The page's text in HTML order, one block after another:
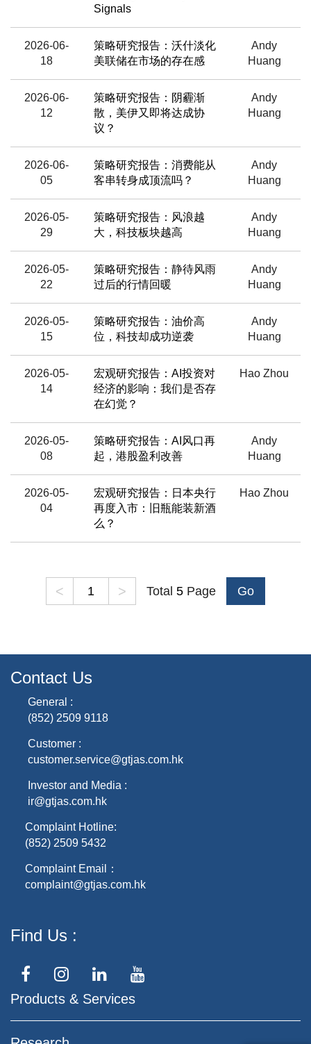
Signals
2026-06-
18
策略研究报告：沃什淡化
美联储在市场的存在感
Andy
Huang
2026-06-
12
策略研究报告：阴霾渐
散，美伊又即将达成协
议？
Andy
Huang
2026-06-
05
策略研究报告：消费能从
客串转身成顶流吗？
Andy
Huang
2026-05-
29
策略研究报告：风浪越
大，科技板块越高
Andy
Huang
2026-05-
22
策略研究报告：静待风雨
过后的行情回暖
Andy
Huang
2026-05-
15
策略研究报告：油价高
位，科技却成功逆袭
Andy
Huang
2026-05-
14
宏观研究报告：AI投资对
经济的影响：我们是否存
在幻觉？
Hao Zhou
2026-05-
08
策略研究报告：AI风口再
起，港股盈利改善
Andy
Huang
2026-05-
04
宏观研究报告：日本央行
再度入市：旧瓶能装新酒
么？
Hao Zhou
< > Total 5 Page Go
Contact Us
General :
(852) 2509 9118
Customer :
customer.service@gtjas.com.hk
Investor and Media :
ir@gtjas.com.hk
Complaint Hotline:
(852) 2509 5432
Complaint Email：
complaint@gtjas.com.hk
Find Us
Products & Services